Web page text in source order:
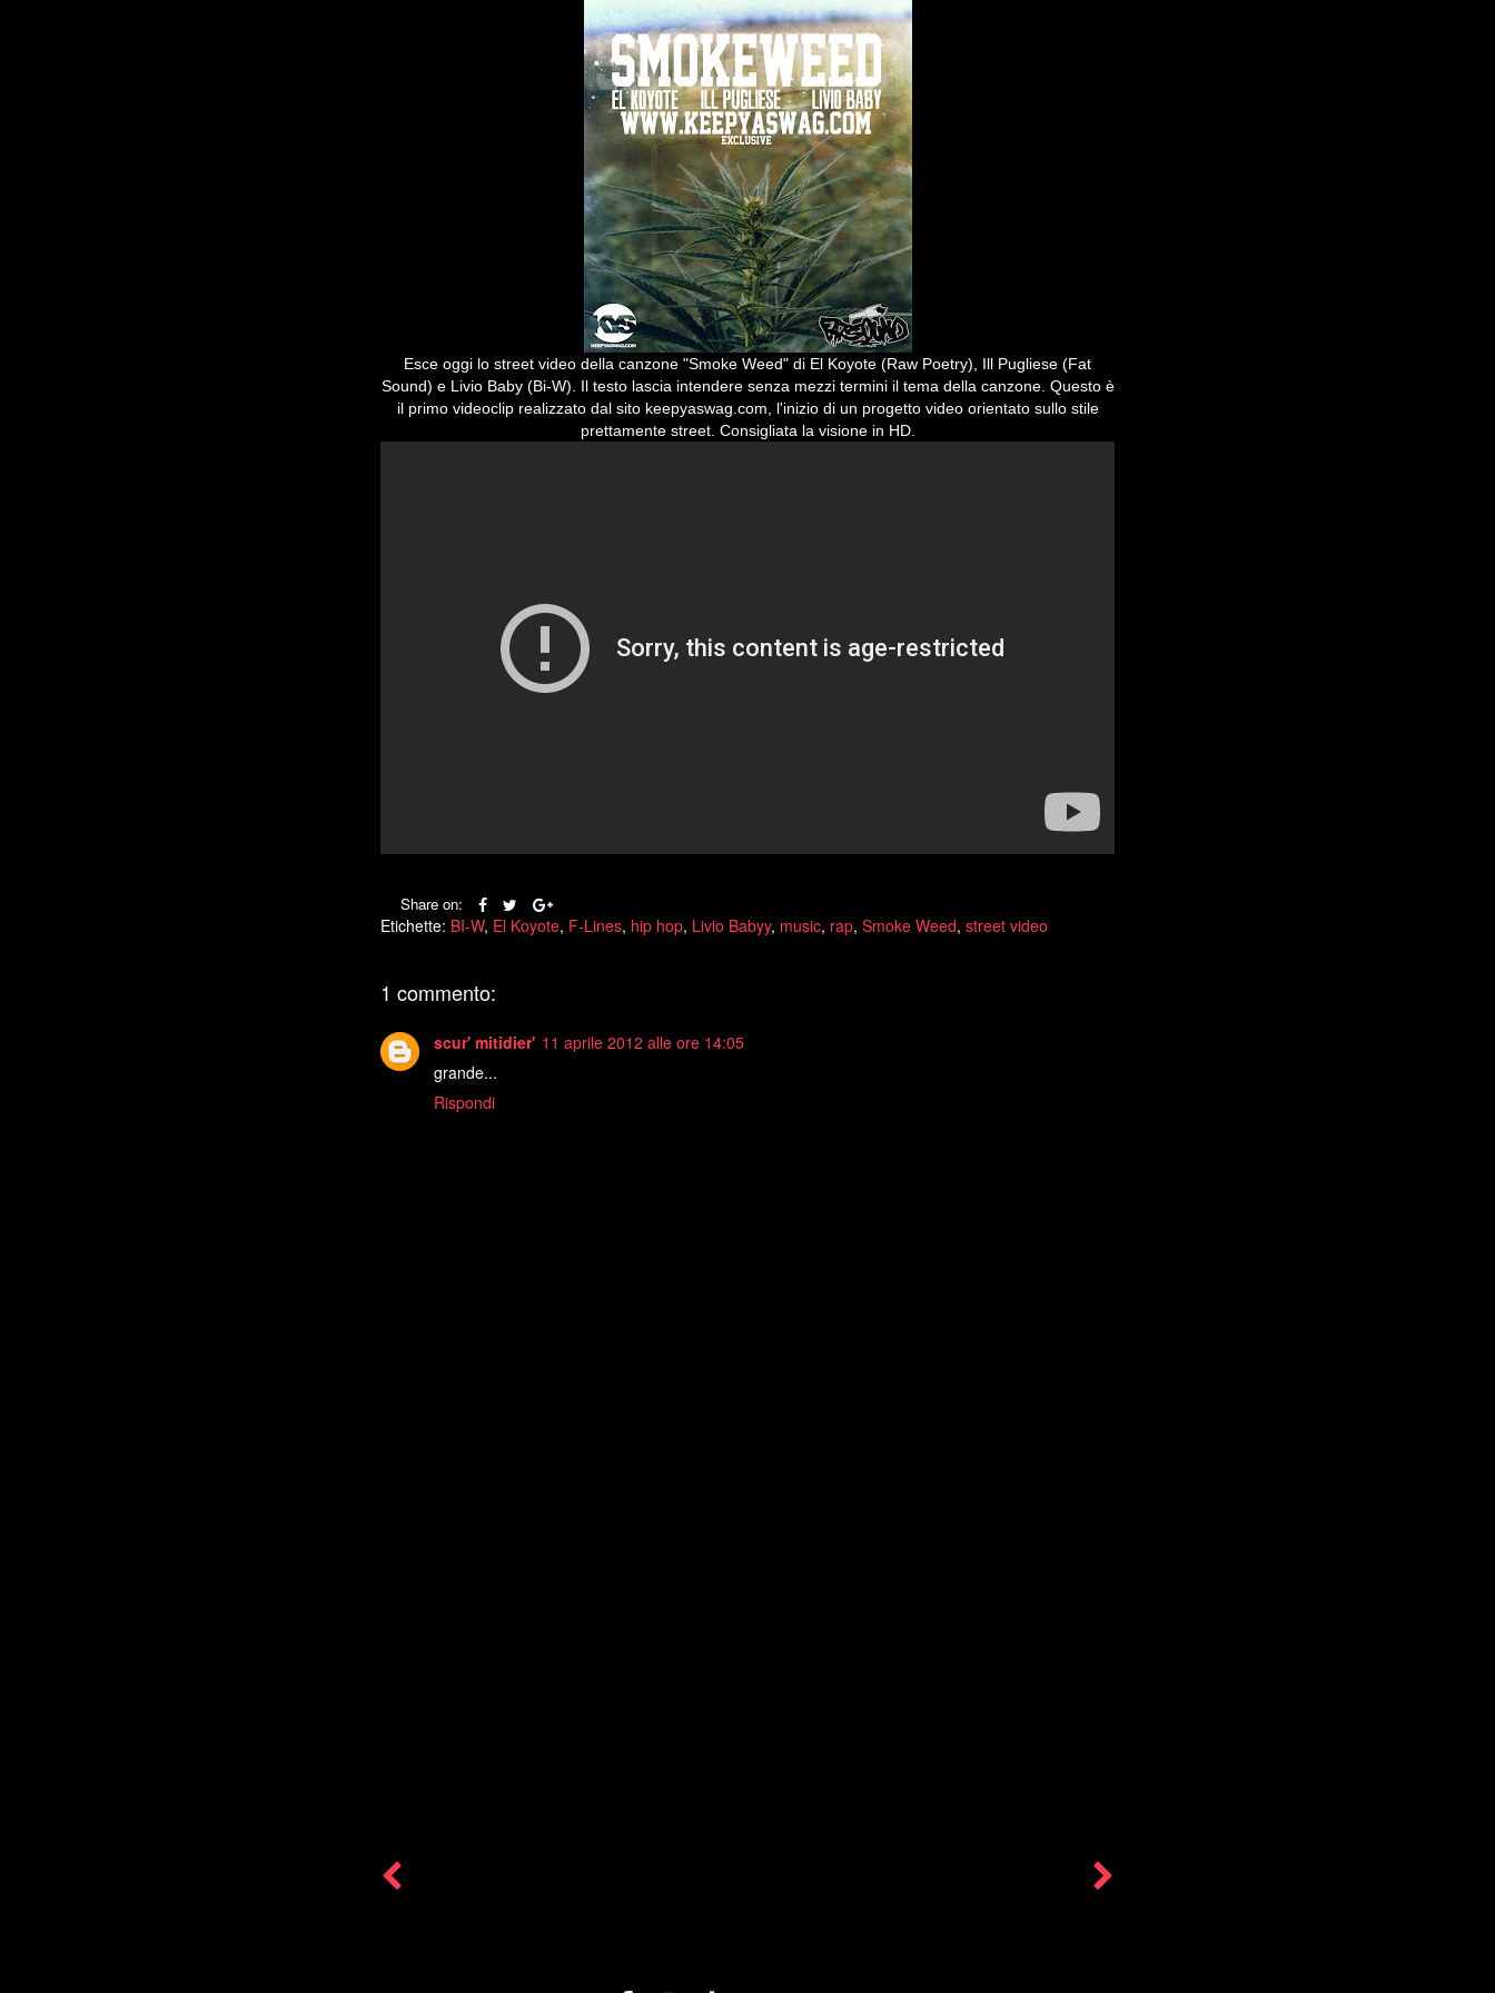
Esce oggi lo street video della canzone "Smoke Weed" di El Koyote (Raw Poetry), Ill Pugliese (Fat
Sound) e Livio Baby (Bi-W). Il testo lascia intendere senza mezzi termini il tema della canzone. Questo è
il primo videoclip realizzato dal sito keepyaswag.com, l'inizio di un progetto video orientato sullo stile
prettamente street. Consigliata la visione in HD.
Share on:
Etichette: BI-W, El Koyote, F-Lines, hip hop, Livio Babyy, music, rap, Smoke Weed, street video
1 commento:
scur' mitidier' 11 aprile 2012 alle ore 14:05
grande...
Rispondi